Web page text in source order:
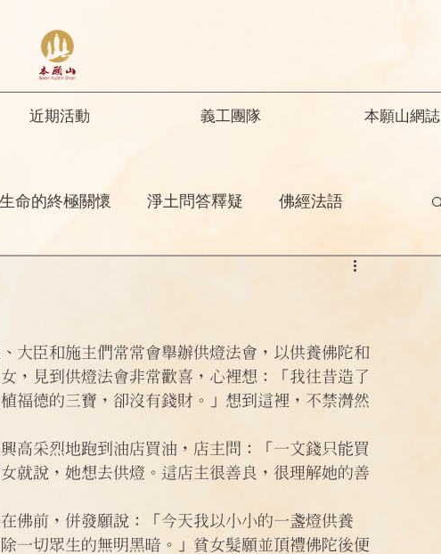
近期活動 義工團隊 本願山網誌
生命的終極關懷 淨土問答釋疑 佛經法語
釋迦教念彌陀
念佛感應 阿彌陀佛四十八願精解
每天一句正能量
臣和施主們常常會舉辦供燈法會，以供養佛陀和
，見到供燈法會非常歡喜，心裡想：「我往昔造了
福德的三寶，卻沒有錢財。」想到這裡，不禁潸然
采烈地跑到油店買油，店主問：「一文錢只能買
就說，她想去供燈。這店主很善良，很理解她的善
前，併發願說：「今天我以小小的一盞燈供養
一切眾生的無明黑暗。」貧女髮願並頂禮佛陀後便